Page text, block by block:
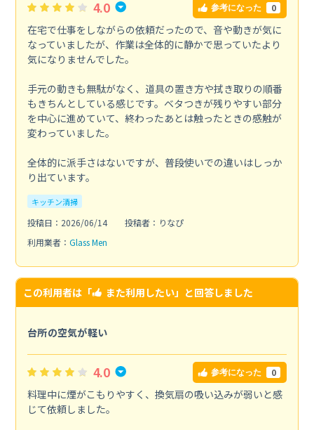
4.0 参考になった 0
在宅で仕事をしながらの依頼だったので、音や動きが気に
なっていましたが、作業は全体的に静かで思っていたより
気になりませんでした。
手元の動きも無駄がなく、道具の置き方や拭き取りの順番
もきちんとしている感じです。ベタつきが残りやすい部分
を中心に進めていて、終わったあとは触ったときの感触が
変わっていました。
全体的に派手さはないですが、普段使いでの違いはしっか
り出ています。
キッチン清掃
投稿日：2026/06/14
投稿者：りなぴ
利用業者： Glass Men
この利用者は「 また利用したい」と回答しました
台所の空気が軽い
4.0 参考になった 0
料理中に煙がこもりやすく、換気扇の吸い込みが弱いと感
じて依頼しました。